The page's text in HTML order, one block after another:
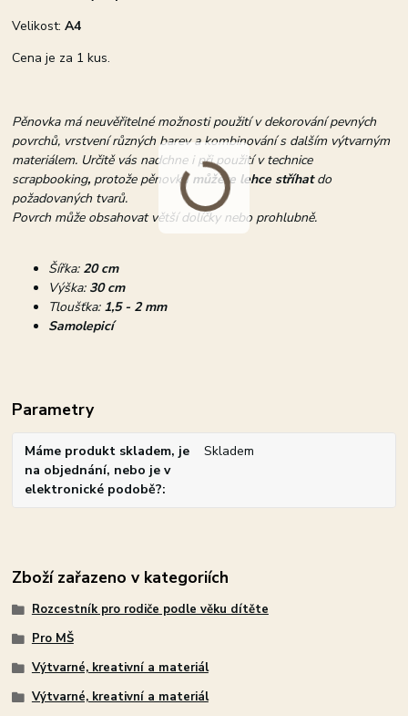
Velikost: A4
Cena je za 1 kus.
Pěnovka má neuvěřitelné možnosti použití v dekorování pevných
povrchů, vrstvení různých barev a kombinování s dalším výtvarným
materiálem. Určitě vás nadchne i při použití v technice
scrapbooking, protože pěnovkumůžete lehce stříhatdo
požadovaných tvarů.
Povrch může obsahovat větší dolíčky nebo prohlubně.
Šířka: 20 cm
Výška: 30 cm
Tloušťka: 1,5 - 2 mm
Samolepicí
Parametry
Máme produkt skladem, je
na objednání, nebo je v
elektronické podobě?
Skladem
Zboží zařazeno v kategoriích
Rozcestník pro rodiče podle věku dítěte
Pro MŠ
Výtvarné, kreativní a materiál
Výtvarné, kreativní a materiál